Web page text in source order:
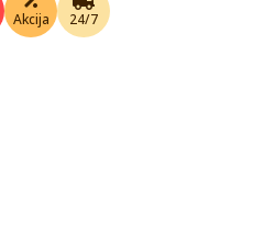
Akcija 24/7